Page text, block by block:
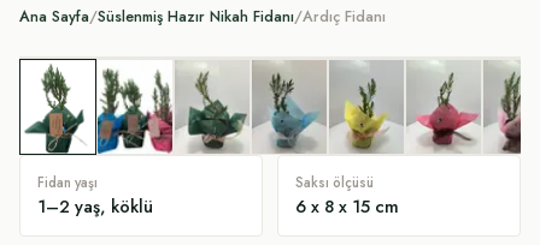
Ana Sayfa/Süslenmiş Hazır Nikah Fidanı/Ardıç Fidanı
Fidan yaşı
1–2 yaş, köklü
Saksı ölçüsü
6 x 8 x 15 cm